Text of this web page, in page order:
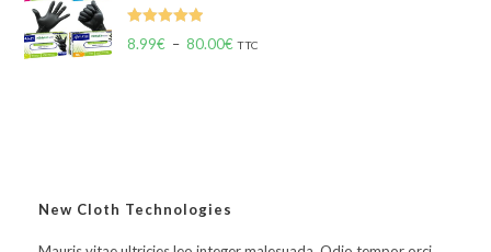
Note5.00
8.99€ – 80.00€ TTC
New Cloth Technologies